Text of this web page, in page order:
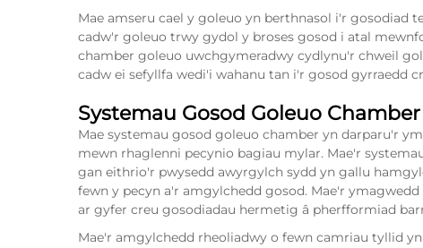
Mae amseru cael y goleuo yn berthnasol i'r gosodiad
cadw'r goleuo trwy gydol y broses gosod i atal
chamber goleuo uwchgymeradwy cydlynu'r chweil
cadw ei sefyllfa wedi'i wahanu tan i'r gosod gyrraedd
Systemau Gosod Goleuo Chamber
Mae systemau gosod goleuo chamber yn darparu'r
mewn rhaglenni pecynio bagiau mylar. Mae'r
gan eithrio'r pwysedd awyrgylch sydd yn gallu
fewn y pecyn a'r amgylchedd gosod. Mae'r
ar gyfer creu gosodiadau hermetig â pherfformiad
Mae'r amgylchedd rheoliadwy o fewn camriau tyllid